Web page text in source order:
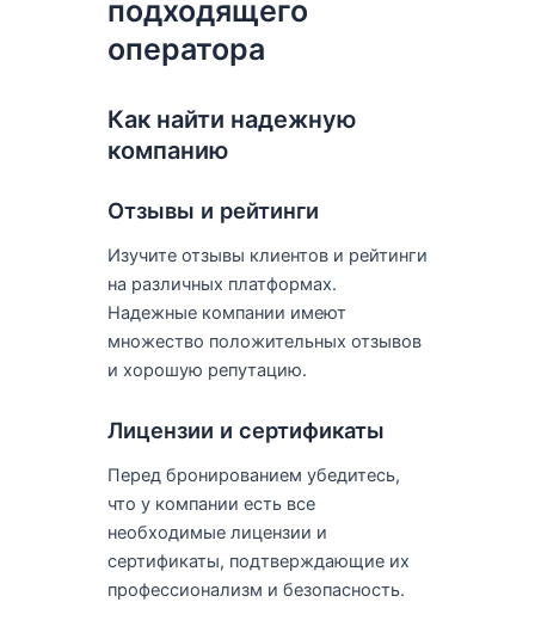
подходящего
оператора
Как найти надежную
компанию
Отзывы и рейтинги
Изучите отзывы клиентов и рейтинги
на различных платформах.
Надежные компании имеют
множество положительных отзывов
и хорошую репутацию.
Лицензии и сертификаты
Перед бронированием убедитесь,
что у компании есть все
необходимые лицензии и
сертификаты, подтверждающие их
профессионализм и безопасность.